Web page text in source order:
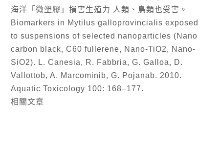
海洋「微塑膠」損害生殖力 人類、鳥類也受害。
Biomarkers in Mytilus galloprovincialis exposed
to suspensions of selected nanoparticles (Nano
carbon black, C60 fullerene, Nano-TiO2, Nano-
SiO2). L. Canesia, R. Fabbria, G. Galloa, D.
Vallottob, A. Marcominib, G. Pojanab. 2010.
Aquatic Toxicology 100: 168–177.
相關文章